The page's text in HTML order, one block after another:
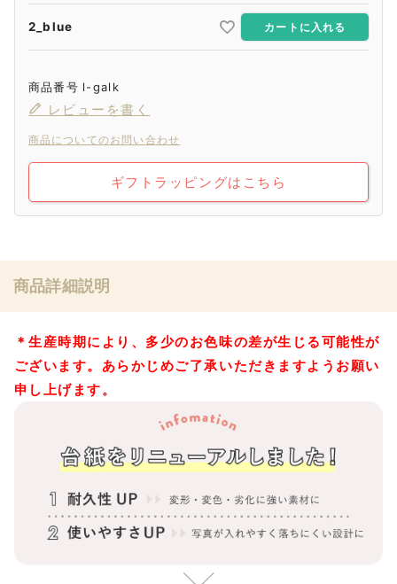
2_blue カートに入れる
商品番号 l-galk
レビューを書く
商品についてのお問い合わせ
ギフトラッピングはこちら
商品詳細説明
＊生産時期により、多少のお色味の差が生じる可能性が
ございます。あらかじめご了承いただきますようお願い
申し上げます。